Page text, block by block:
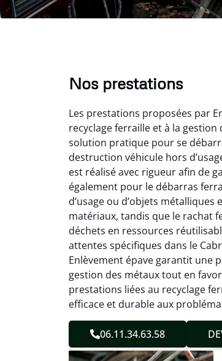
Nos prestations
Les prestations proposées par
recyclage ferraille et à la gestion
solution pratique pour se
destruction véhicule hors
est réalisé avec rigueur afin de
également pour le débarras
d’usage ou d’objets
matériaux, tandis que le rachat
déchets en ressources
attentes spécifiques dans le
Enlèvement épave garantit une
gestion des métaux tout en
prestations liées au recyclage
efficace et durable aux
06.11.34.63.58